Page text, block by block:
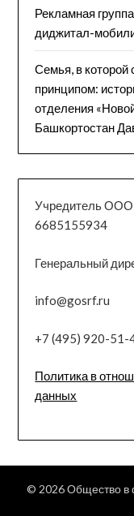
Рекламная
диджитал-
Семья, в
принципом:
отделения
Башкортостан
Учредитель ООО
6685155934
Генеральный
info@gosrf.ru
+7 (495) 920-51-
Политика в
данных
© 2026 Общество в